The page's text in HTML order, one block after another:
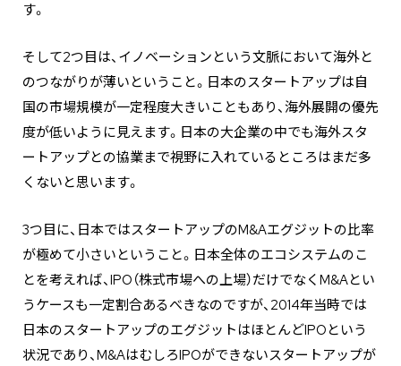
す。
そして2つ目は、イノベーションという文脈において海外と
のつながりが薄いということ。日本のスタートアップは自
国の市場規模が一定程度大きいこともあり、海外展開の優先
度が低いように見えます。日本の大企業の中でも海外スタ
ートアップとの協業まで視野に入れているところはまだ多
くないと思います。
3つ目に、日本ではスタートアップのM&Aエグジットの比率
が極めて小さいということ。日本全体のエコシステムのこ
とを考えれば、IPO（株式市場への上場）だけでなくM&Aとい
うケースも一定割合あるべきなのですが、2014年当時では
日本のスタートアップのエグジットはほとんどIPOという
状況であり、M&AはむしろIPOができないスタートアップが